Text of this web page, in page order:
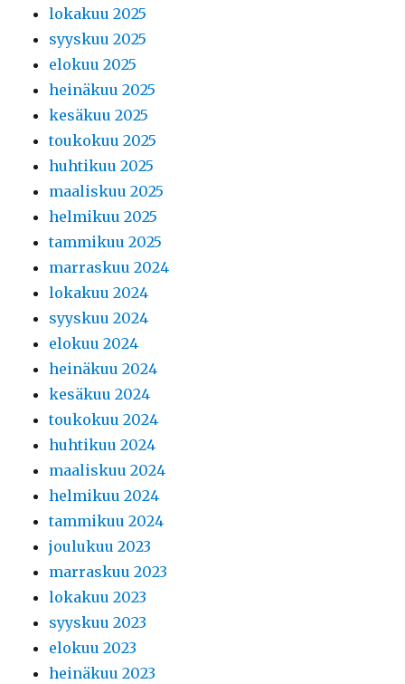
lokakuu 2025
syyskuu 2025
elokuu 2025
heinäkuu 2025
kesäkuu 2025
toukokuu 2025
huhtikuu 2025
maaliskuu 2025
helmikuu 2025
tammikuu 2025
marraskuu 2024
lokakuu 2024
syyskuu 2024
elokuu 2024
heinäkuu 2024
kesäkuu 2024
toukokuu 2024
huhtikuu 2024
maaliskuu 2024
helmikuu 2024
tammikuu 2024
joulukuu 2023
marraskuu 2023
lokakuu 2023
syyskuu 2023
elokuu 2023
heinäkuu 2023